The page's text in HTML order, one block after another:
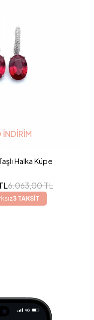
Halka Küpe
6.063,00 TL
3 TAKSİT